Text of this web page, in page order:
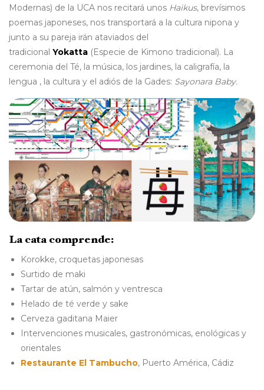
Modernas) de la UCA nos recitará unos Haikus, brevísimos
poemas japoneses, nos transportará a la cultura nipona y
junto a su pareja irán ataviados del
tradicional Yokatta (Especie de Kimono tradicional). La
ceremonia del Té, la música, los jardines, la caligrafía, la
lengua , la cultura y el adiós de la Gades: Sayonara Baby.
La cata comprende:
Korokke, croquetas japonesas
Surtido de maki
Tartar de atún, salmón y ventresca
Helado de té verde y sake
Cerveza gaditana Maier
Intervenciones musicales, gastronómicas, enológicas y
orientales
Restaurante El Tambucho, Puerto América, Cádiz